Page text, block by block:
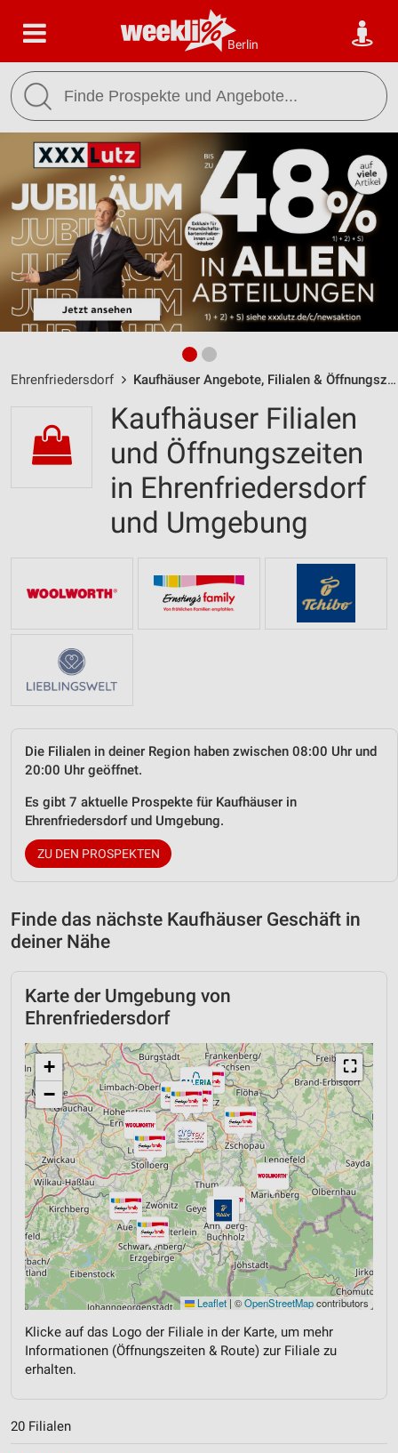
Berlin
Ehrenfriedersdorf Kaufhäuser Angebote, Filialen & Öffnungszeiten
Kaufhäuser Filialen
und Öffnungszeiten
in Ehrenfriedersdorf
und Umgebung
Die Filialen in deiner Region haben zwischen 08:00 Uhr und
20:00 Uhr geöffnet.
Es gibt 7 aktuelle Prospekte für Kaufhäuser in
Ehrenfriedersdorf und Umgebung.
ZU DEN PROSPEKTEN
Finde das nächste Kaufhäuser Geschäft in
deiner Nähe
Karte der Umgebung von
Ehrenfriedersdorf
⛶
+
−
Leaflet | ©OpenStreetMapcontributors
Klicke auf das Logo der Filiale in der Karte, um mehr
Informationen (Öffnungszeiten & Route) zur Filiale zu
erhalten.
20 Filialen